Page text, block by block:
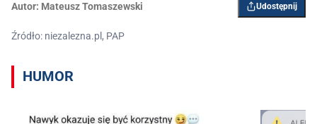
Autor: Mateusz Tomaszewski Udostępnij
Źródło: niezalezna.pl, PAP
HUMOR